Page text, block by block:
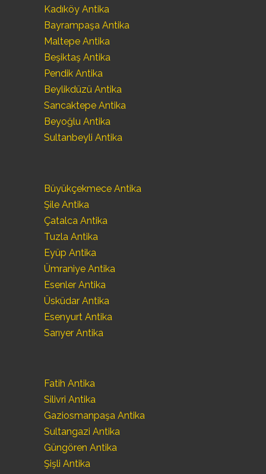
Kadıköy Antika
Bayrampaşa Antika
Maltepe Antika
Beşiktaş Antika
Pendik Antika
Beylikdüzü Antika
Sancaktepe Antika
Beyoğlu Antika
Sultanbeyli Antika
Büyükçekmece Antika
Şile Antika
Çatalca Antika
Tuzla Antika
Eyüp Antika
Ümraniye Antika
Esenler Antika
Üsküdar Antika
Esenyurt Antika
Sarıyer Antika
Fatih Antika
Silivri Antika
Gaziosmanpaşa Antika
Sultangazi Antika
Güngören Antika
Şişli Antika